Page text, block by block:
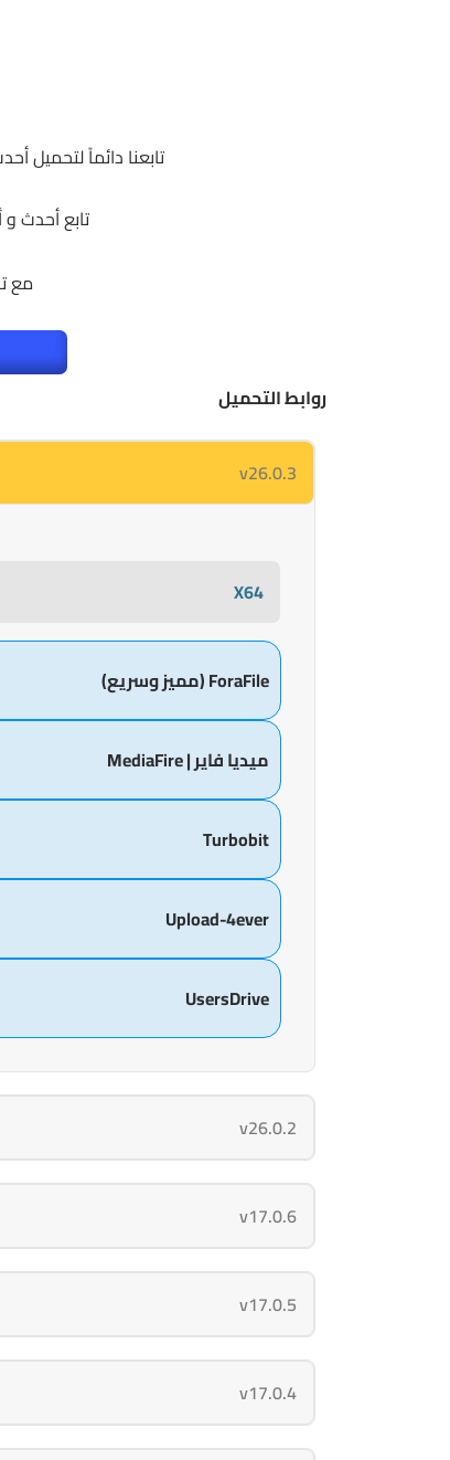
تابعنا دائماً لتحميل
تابع أحدث
مع
روابط التحميل
v26.0.3
X64
ForaFile (مميز وسريع)
ميديا فاير | MediaFire
Turbobit
Upload-4ever
UsersDrive
v26.0.2
v17.0.6
v17.0.5
v17.0.4